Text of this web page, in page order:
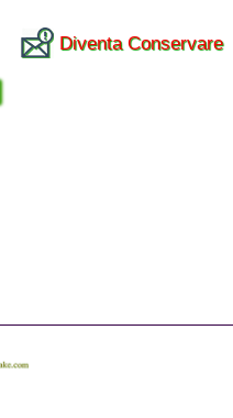
Diventa Conservare